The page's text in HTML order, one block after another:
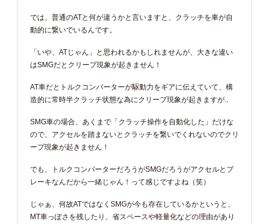
では、普通のATと何が違うかと言いますと、クラッチを車が自
動的に繋いでいるんです。
「いや、ATじゃん」と思われるかもしれませんが、大きな違い
はSMGだとクリープ現象が起きません！
AT車だとトルクコンバーターが駆動力をギアに伝えていて、構
造的に常時半クラッチ状態な為にクリープ現象が起きますが..
SMG車の場合、あくまで「クラッチ操作を自動化した」だけな
ので、アクセルを踏まないとクラッチを繋いでくれないのでクリ
ープ現象が起きません！
でも、トルクコンバーターだろうがSMGだろうがアクセルとブ
レーキなんだから一緒じゃん！って感じですよね（笑）
じゃぁ、何故ATではなくSMGが今も存在しているかというと、
MT車っぽさを残したり、省スペースや軽量化などの理由があり